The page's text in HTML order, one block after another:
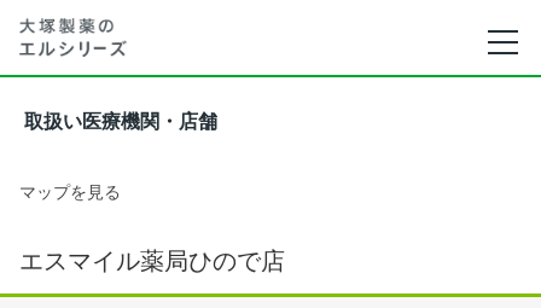
取扱い医療機関・店舗
マップを見る
エスマイル薬局ひので店